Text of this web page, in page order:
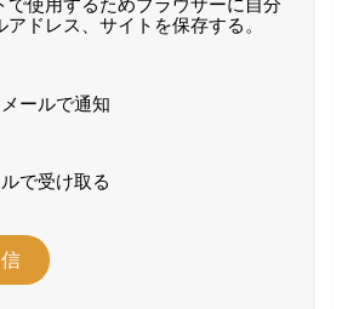
で使用するためブラウザーに自分
ドレス、サイトを保存する。
ールで通知
で受け取る